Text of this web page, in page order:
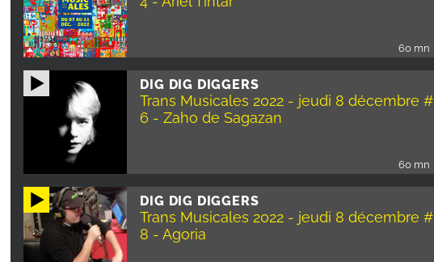
60 mn
DIG DIG DIGGERS
Trans Musicales 2022 - jeudi 8 décembre #
6 - Zaho de Sagazan
60 mn
DIG DIG DIGGERS
Trans Musicales 2022 - jeudi 8 décembre #
8 - Agoria